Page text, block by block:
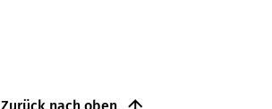
Zurück nach oben